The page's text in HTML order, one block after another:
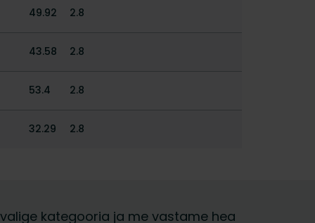
49.92 2.8
43.58 2.8
53.4 2.8
32.29 2.8
kategooria ja me vastame hea